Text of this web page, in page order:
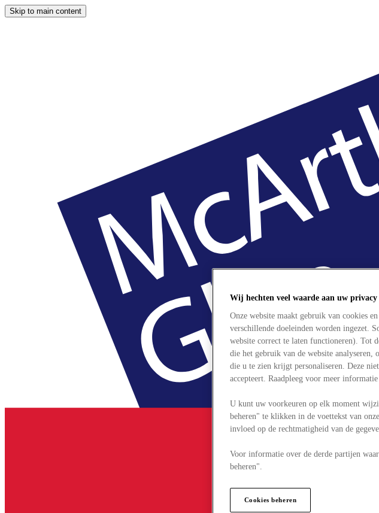
Skip to main content
Wij hechten veel waarde aan uw privacy
Onze website maakt gebruik van cookies
verschillende doeleinden worden ingezet.
website correct te laten functioneren). Tot
die het gebruik van de website analyseren,
die u te zien krijgt personaliseren. Deze
accepteert. Raadpleeg voor meer informatie
U kunt uw voorkeuren op elk moment
beheren" te klikken in de voettekst van
invloed op de rechtmatigheid van de
Voor informatie over de derde partijen
beheren".
Cookies beheren